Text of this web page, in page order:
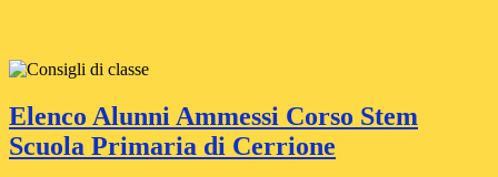
Elenco Alunni Ammessi Corso Stem
Scuola Primaria di Cerrione